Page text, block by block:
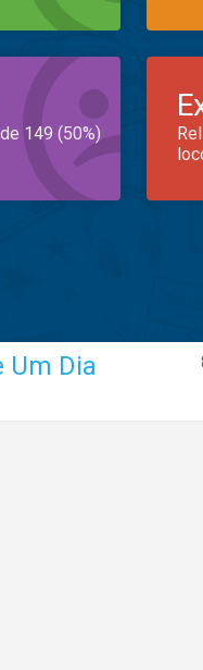
149 (50%)
Um Dia